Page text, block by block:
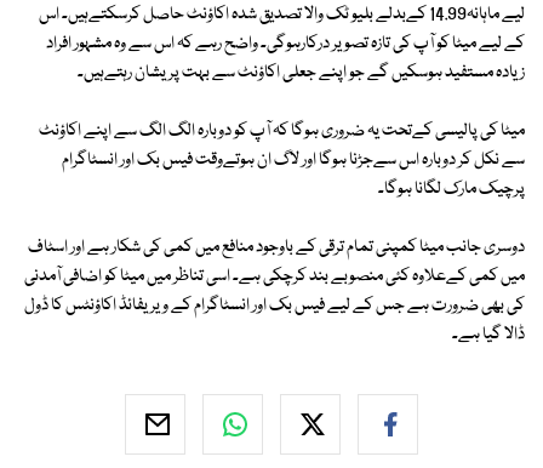
لیے ماہانہ14.99 کےبدلے بلیو ٹک والا تصدیق شدہ اکاؤنٹ حاصل کرسکتےہیں۔ اس
کے لیے میٹا کو آپ کی تازہ تصویر درکارہوگی۔ واضح رہے کہ اس سے وہ مشہور افراد
زیادہ مستفید ہوسکیں گے جو اپنے جعلی اکاؤنٹ سے بہت پریشان رہتےہیں۔
میٹا کی پالیسی کےتحت یہ ضروری ہوگا کہ آپ کو دوبارہ الگ الگ سے اپنے اکاؤنٹ
سے نکل کر دوبارہ اس سےجڑنا ہوگا اور لاگ ان ہوتےوقت فیس بک اور انسٹاگرام
پرچیک مارک لگانا ہوگا۔
دوسری جانب میٹا کمپنی تمام ترقی کے باوجود منافع میں کمی کی شکار ہے اور اسٹاف
میں کمی کےعلاوہ کئی منصوبے بند کرچکی ہے۔ اسی تناظر میں میٹا کو اضافی آمدنی
کی بھی ضرورت ہے جس کے لیے فیس بک اور انسٹاگرام کے ویریفائڈ اکاؤنٹس کا ڈول
ڈالا گیا ہے۔